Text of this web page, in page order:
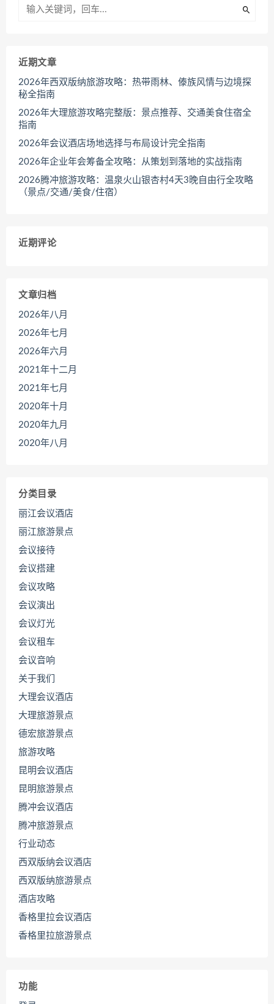
近期文章
2026年西双版纳旅游攻略：热带雨林、傣族风情与边境探
秘全指南
2026年大理旅游攻略完整版：景点推荐、交通美食住宿全
指南
2026年会议酒店场地选择与布局设计完全指南
2026年企业年会筹备全攻略：从策划到落地的实战指南
2026腾冲旅游攻略：温泉火山银杏村4天3晚自由行全攻略
（景点/交通/美食/住宿）
近期评论
文章归档
2026年八月
2026年七月
2026年六月
2021年十二月
2021年七月
2020年十月
2020年九月
2020年八月
分类目录
丽江会议酒店
丽江旅游景点
会议接待
会议搭建
会议攻略
会议演出
会议灯光
会议租车
会议音响
关于我们
大理会议酒店
大理旅游景点
德宏旅游景点
旅游攻略
昆明会议酒店
昆明旅游景点
腾冲会议酒店
腾冲旅游景点
行业动态
西双版纳会议酒店
西双版纳旅游景点
酒店攻略
香格里拉会议酒店
香格里拉旅游景点
功能